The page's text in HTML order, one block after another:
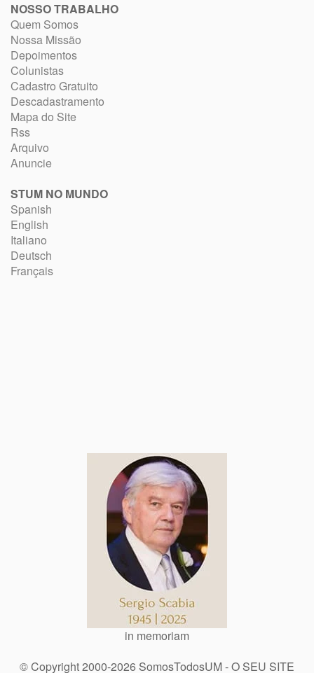
NOSSO TRABALHO
Quem Somos
Nossa Missão
Depoimentos
Colunistas
Cadastro Gratuito
Descadastramento
Mapa do Site
Rss
Arquivo
Anuncie
STUM NO MUNDO
Spanish
English
Italiano
Deutsch
Français
in memoriam
© Copyright 2000-2026 SomosTodosUM - O SEU SITE